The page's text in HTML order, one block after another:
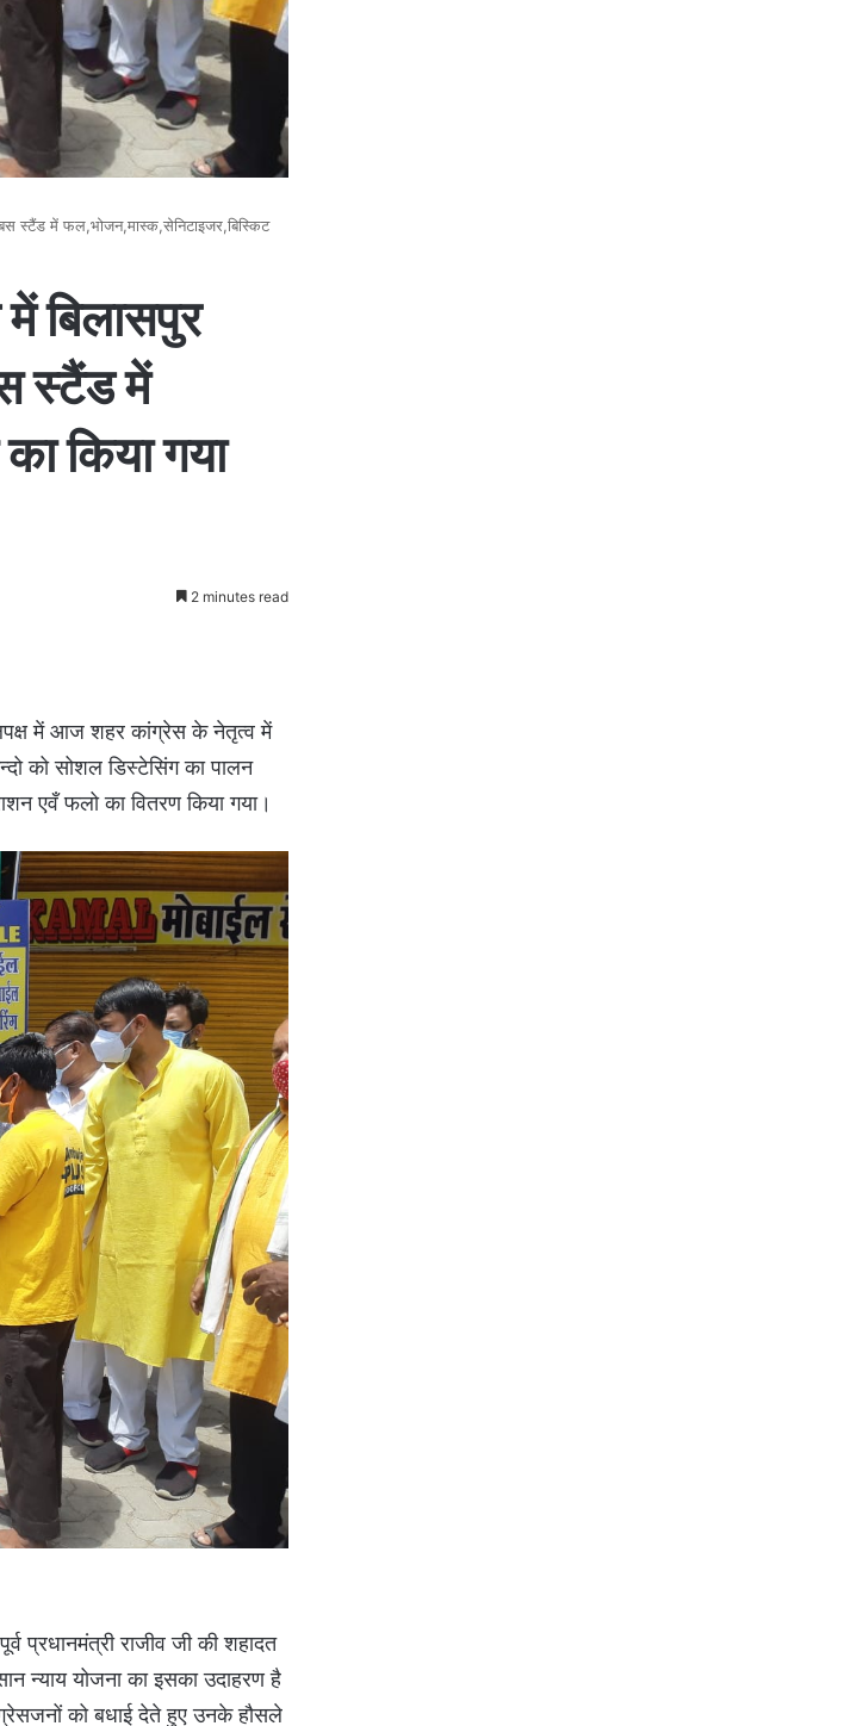
बस स्टैंड में फल,भोजन,मास्क,सेनिटाइजर,बिस्किट
बिलासपुर
स्टैंड में
किया गया
2 minutes read
में आज शहर कांग्रेस के नेतृत्व में
को सोशल डिस्टेसिंग का पालन
एवँ फलो का वितरण किया गया।
प्रधानमंत्री राजीव जी की शहादत
न्याय योजना का इसका उदाहरण है
को बधाई देते हुए उनके हौसले